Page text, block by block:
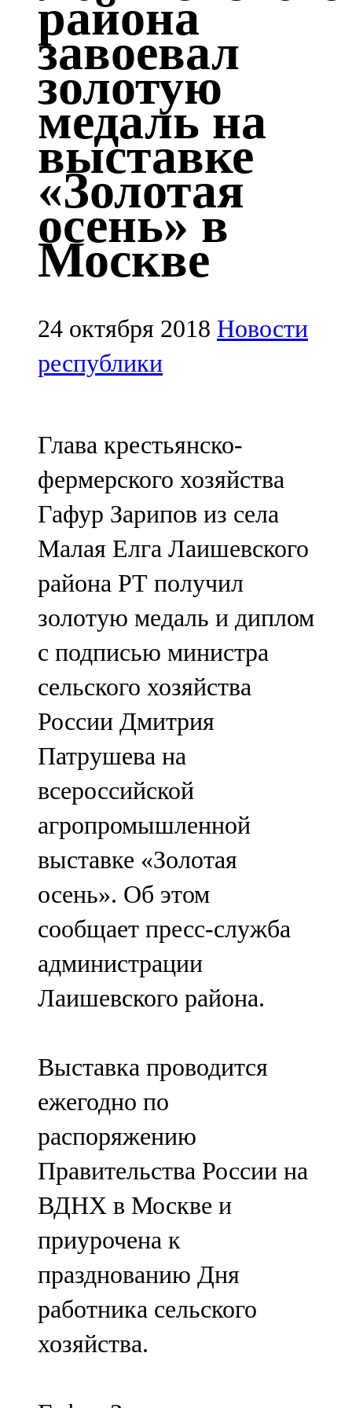
Казан
91,5 FM
Кайбыч
106,1 FM
Кама тамагы
71,51 FM
Кукмара
107,9 FM
Лениногорский
102,1 FM
Мамадыш
106,2 FM
107,3 FM
Мөслим
100,0 FM
Нурлат
104,7 FM
Олы Әтнә
71,42 FM
Сарман
107,8 FM
Теләче
106,1 FM
Түбән Кама
102,6 FM
Чирмешән
107,7 FM
Чистай
103,0 FM
91,0 FM
Шәмәрдән
102,3 FM
Яңа чишмә
107,0 FM
Яр Чаллы
105,5 FM
района
завоевал
золотую
медаль на
выставке
«Золотая
осень» в
Москве
24 октября 2018 Новости
республики
Глава крестьянско-
фермерского хозяйства
Гафур Зарипов из села
Малая Елга Лаишевского
района РТ получил
золотую медаль и диплом
с подписью министра
сельского хозяйства
России Дмитрия
Патрушева на
всероссийской
агропромышленной
выставке «Золотая
осень». Об этом
сообщает пресс-служба
администрации
Лаишевского района.
Выставка проводится
ежегодно по
распоряжению
Правительства России на
ВДНХ в Москве и
приурочена к
празднованию Дня
работника сельского
хозяйства.